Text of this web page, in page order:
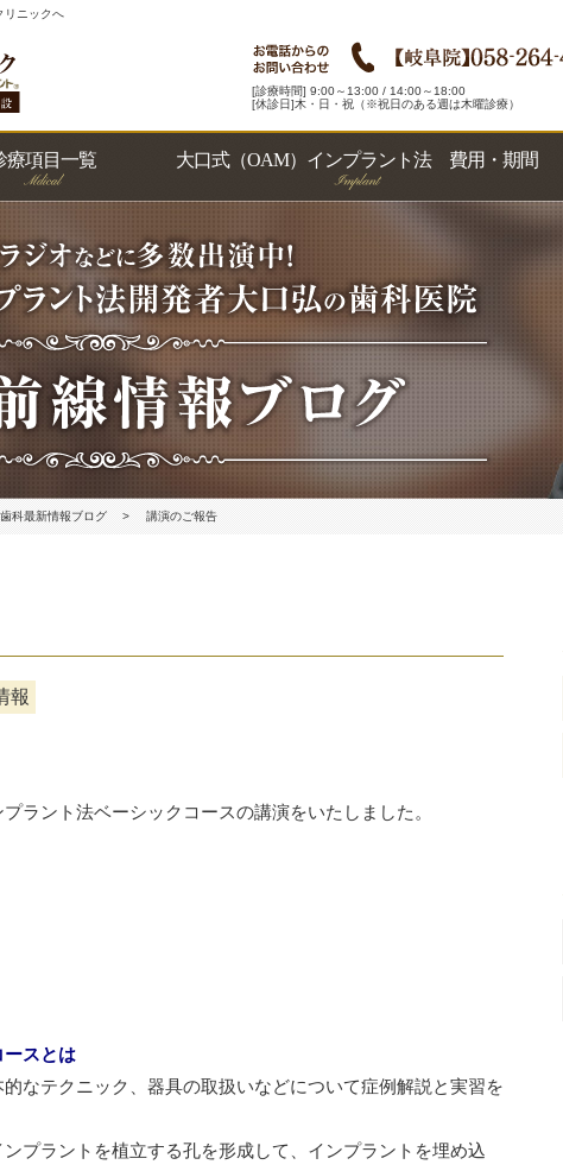
リニックへ
[診療時間] 9:00～13:00 / 14:00～18:00
[休診日]木・日・祝（※祝日のある週は木曜診療）
療項目一覧
プラント法
大口式（OAM）インプラント法 費用・期間
科最新情報ブログ 講演のご報告
報
ラント法ベーシックコースの講演をいたしました。
ースとは
なテクニック、器具の取扱いなどについて症例解説と実習を
プラントを植立する孔を形成して、インプラントを埋め込